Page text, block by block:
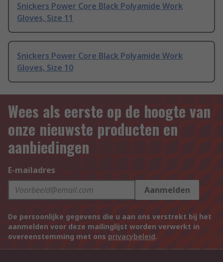
Snickers Power Core Black Polyamide Work
Gloves, Size 11
Snickers Power Core Black Polyamide Work
Gloves, Size 10
Wees als eerste op de hoogte van
onze nieuwste producten en
aanbiedingen
E-mailadres
Aanmelden
De persoonlijke gegevens die u aan ons verstrekt bij het
aanmelden voor deze mailinglijst worden verwerkt in
overeenstemming met ons privacybeleid.